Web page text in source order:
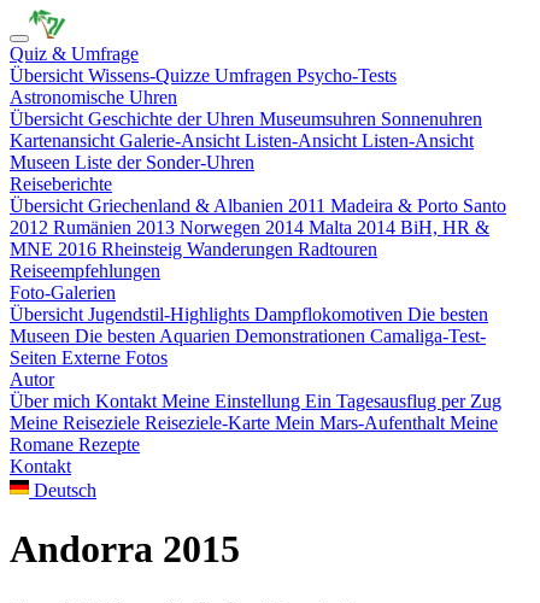
Quiz & Umfrage
Übersicht Wissens-Quizze Umfragen Psycho-Tests
Astronomische Uhren
Übersicht Geschichte der Uhren Museumsuhren Sonnenuhren
Kartenansicht Galerie-Ansicht Listen-Ansicht Listen-Ansicht
Museen Liste der Sonder-Uhren
Reiseberichte
Übersicht Griechenland & Albanien 2011 Madeira & Porto Santo
2012 Rumänien 2013 Norwegen 2014 Malta 2014 BiH, HR &
MNE 2016 Rheinsteig Wanderungen Radtouren
Reiseempfehlungen
Foto-Galerien
Übersicht Jugendstil-Highlights Dampflokomotiven Die besten
Museen Die besten Aquarien Demonstrationen Camaliga-Test-
Seiten Externe Fotos
Autor
Über mich Kontakt Meine Einstellung Ein Tagesausflug per Zug
Meine Reiseziele Reiseziele-Karte Mein Mars-Aufenthalt Meine
Romane Rezepte
Kontakt
Deutsch
Andorra 2015